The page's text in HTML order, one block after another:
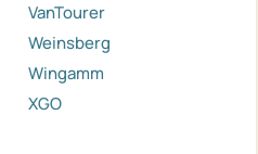
VanTourer
Weinsberg
Wingamm
XGO